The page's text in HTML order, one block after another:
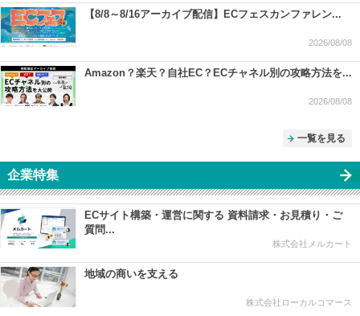
【8/8～8/16アーカイブ配信】ECフェスカンファレン...
2026/08/08
Amazon？楽天？自社EC？ECチャネル別の攻略方法を...
2026/08/08
一覧を見る
企業特集
ECサイト構築・運営に関する 資料請求・お見積り・ご
質問...
株式会社メルカート
地域の商いを支える
株式会社ローカルコマース